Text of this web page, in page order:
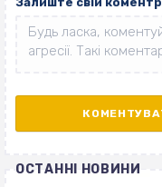
ОСТАННІ НОВИНИ